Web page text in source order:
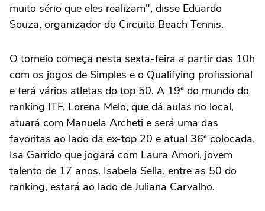
muito sério que eles realizam", disse Eduardo
Souza, organizador do Circuito Beach Tennis.
O torneio começa nesta sexta-feira a partir das 10h
com os jogos de Simples e o Qualifying profissional
e terá vários atletas do top 50. A 19ª do mundo do
ranking ITF, Lorena Melo, que dá aulas no local,
atuará com Manuela Archeti e será uma das
favoritas ao lado da ex-top 20 e atual 36ª colocada,
Isa Garrido que jogará com Laura Amori, jovem
talento de 17 anos. Isabela Sella, entre as 50 do
ranking, estará ao lado de Juliana Carvalho.